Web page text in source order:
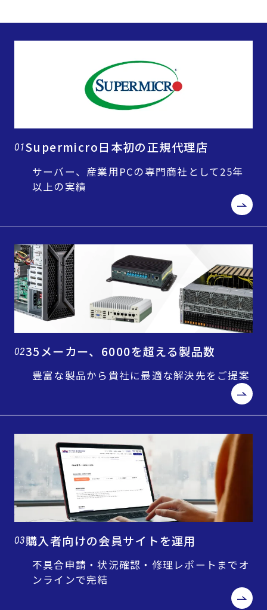
01Supermicro日本初の正規代理店
サーバー、産業用PCの専門商社として25年
以上の実績
0235メーカー、6000を超える製品数
豊富な製品から貴社に最適な解決先をご提案
03購入者向けの会員サイトを運用
不具合申請・状況確認・修理レポートまでオ
ンラインで完結